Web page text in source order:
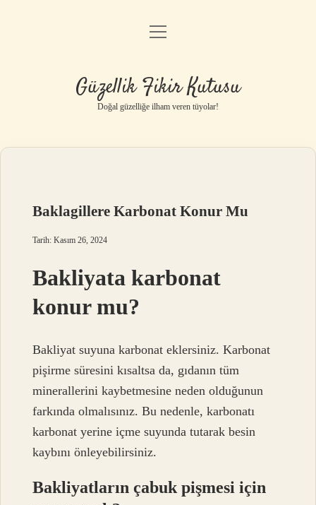
Anasayfa
Yasal Uyarı
menüyü
Güzellik Fikir Kutusu
Doğal güzelliğe ilham veren tüyolar!
Baklagillere Karbonat Konur Mu
Tarih: Kasım 26, 2024
Bakliyata karbonat
konur mu?
Bakliyat suyuna karbonat eklersiniz. Karbonat
pişirme süresini kısaltsa da, gıdanın tüm
minerallerini kaybetmesine neden olduğunun
farkında olmalısınız. Bu nedenle, karbonatı
karbonat yerine içme suyunda tutarak besin
kaybını önleyebilirsiniz.
Bakliyatların çabuk pişmesi için